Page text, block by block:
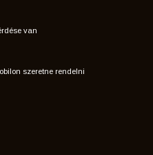
van
szeretne rendelni